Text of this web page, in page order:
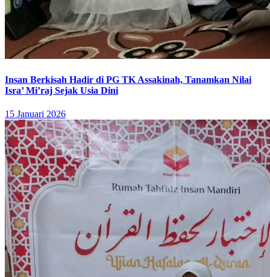
Insan Berkisah Hadir di PG TK Assakinah, Tanamkan Nilai
Isra’ Mi’raj Sejak Usia Dini
15 Januari 2026